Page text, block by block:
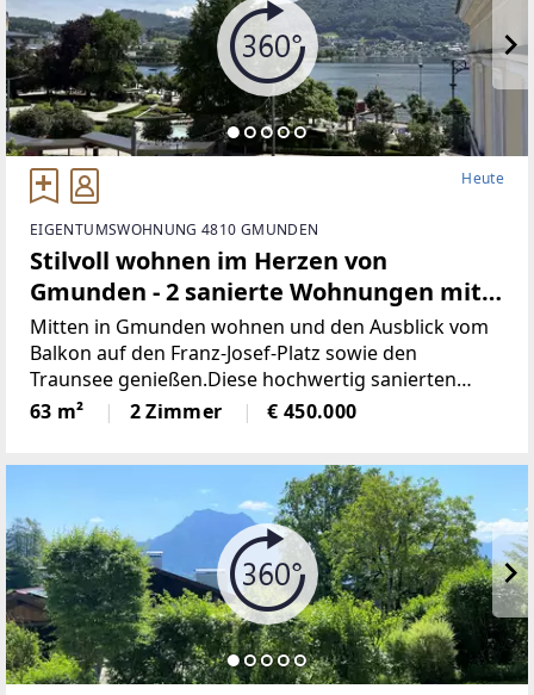
Heute
EIGENTUMSWOHNUNG 4810 GMUNDEN
Stilvoll wohnen im Herzen von
Gmunden - 2 sanierte Wohnungen mit
Seeblick
Mitten in Gmunden wohnen und den Ausblick vom
Balkon auf den Franz-Josef-Platz sowie den
Traunsee genießen.Diese hochwertig sanierten
Wohnungen am Franz-Josef-Platz verbinden den
Charme eines Stadthauses (BJ 1970) mit modernem
63 m² 2 Zimmer € 450.000